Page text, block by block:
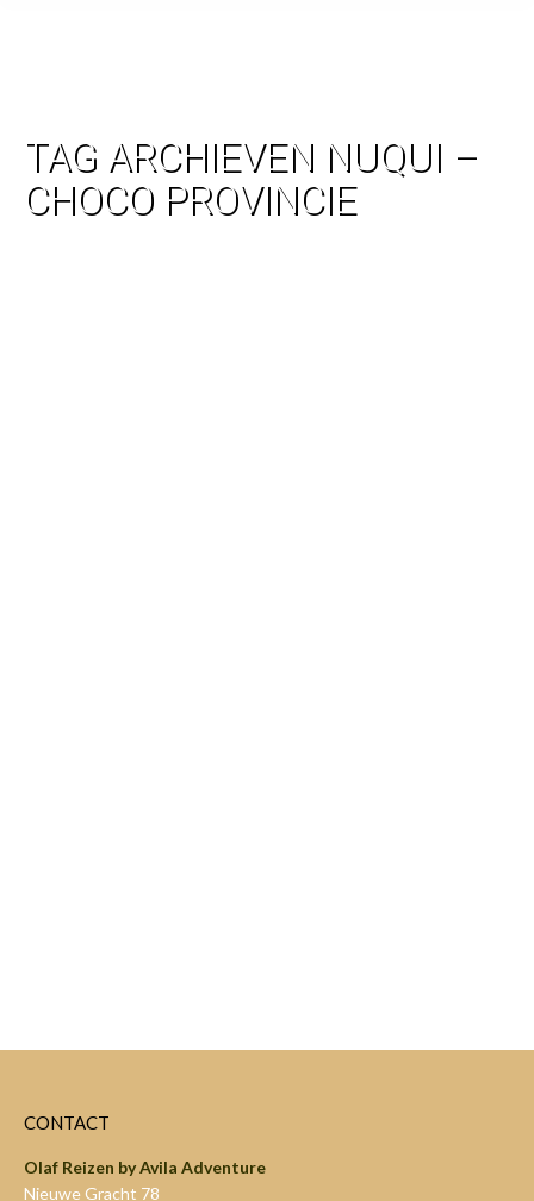
TAG ARCHIEVEN NUQUI –
CHOCO PROVINCIE
CONTACT
Olaf Reizen by Avila Adventure
Nieuwe Gracht 78